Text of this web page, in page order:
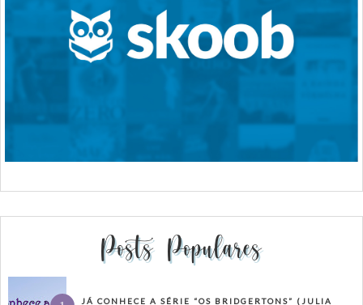
Posts Populares
JÁ CONHECE A SÉRIE “OS BRIDGERTONS” (JULIA